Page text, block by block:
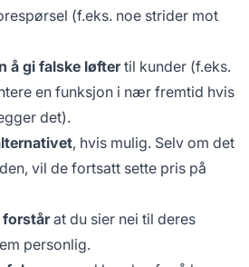
(f.eks. noe strider mot
å gi falske løftertil kunder (f.eks.
en funksjon i nær fremtid hvis
det).
, hvis mulig. Selv om det
vil de fortsatt sette pris på
forstårat du sier nei til deres
personlig.